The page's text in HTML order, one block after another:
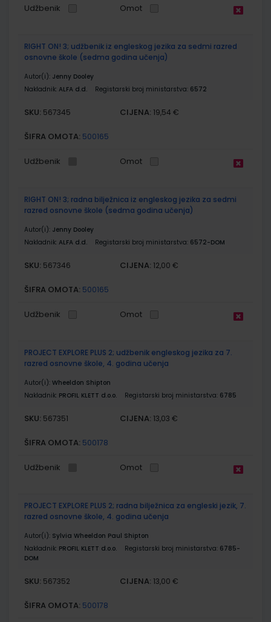
Udžbenik Omot
RIGHT ON! 3; udžbenik iz engleskog jezika za sedmi razred
osnovne škole (sedma godina učenja)
Autor(i): Jenny Dooley
Nakladnik: ALFA d.d. Registarski broj ministarstva: 6572
SKU: 567345 CIJENA: 19,54 €
ŠIFRA OMOTA: 500165
Udžbenik Omot
RIGHT ON! 3; radna bilježnica iz engleskog jezika za sedmi
razred osnovne škole (sedma godina učenja)
Autor(i): Jenny Dooley
Nakladnik: ALFA d.d. Registarski broj ministarstva: 6572-DOM
SKU: 567346 CIJENA: 12,00 €
ŠIFRA OMOTA: 500165
Udžbenik Omot
PROJECT EXPLORE PLUS 2; udžbenik engleskog jezika za 7.
razred osnovne škole, 4. godina učenja
Autor(i): Wheeldon Shipton
Nakladnik: PROFIL KLETT d.o.o. Registarski broj ministarstva: 6785
SKU: 567351 CIJENA: 13,03 €
ŠIFRA OMOTA: 500178
Udžbenik Omot
PROJECT EXPLORE PLUS 2; radna bilježnica za engleski jezik, 7.
razred osnovne škole, 4. godina učenja
Autor(i): Sylvia Wheeldon Paul Shipton
Nakladnik: PROFIL KLETT d.o.o. Registarski broj ministarstva: 6785-
DOM
SKU: 567352 CIJENA: 13,00 €
ŠIFRA OMOTA: 500178